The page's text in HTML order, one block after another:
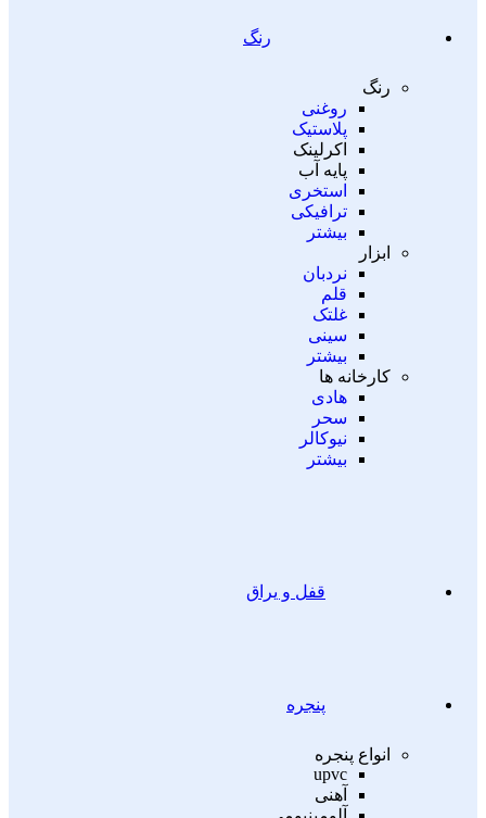
رنگ
رنگ
روغنی
پلاستیک
اکرلینک
پایه آب
استخری
ترافیکی
بیشتر
ابزار
نردبان
قلم
غلتک
سینی
بیشتر
کارخانه ها
هادی
سحر
نیوکالر
بیشتر
قفل و یراق
پنجره
انواع پنجره
upvc
آهنی